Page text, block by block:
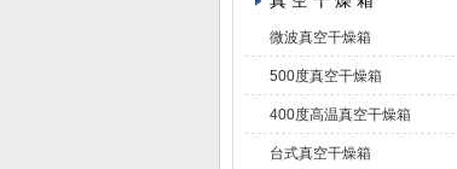
微波真空干燥箱
500度真空干燥箱
400度高温真空干燥箱
台式真空干燥箱